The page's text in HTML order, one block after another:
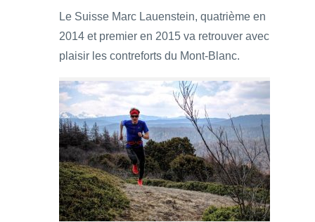
Le Suisse Marc Lauenstein, quatrième en
2014 et premier en 2015 va retrouver avec
plaisir les contreforts du Mont-Blanc.